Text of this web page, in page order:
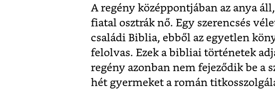
A regény középpontjában az anya
fiatal osztrák nő. Egy szerencsés
családi Biblia, ebből az egyetlen
felolvas. Ezek a bibliai történetek
regény azonban nem fejeződik be a
hét gyermeket a román